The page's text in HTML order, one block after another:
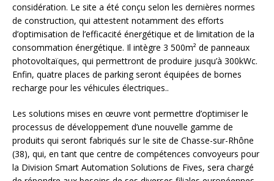
considération. Le site a été conçu selon les dernières normes
de construction, qui attestent notamment des efforts
d’optimisation de l’efficacité énergétique et de limitation de la
consommation énergétique. Il intègre 3 500m² de panneaux
photovoltaïques, qui permettront de produire jusqu’à 300kWc.
Enfin, quatre places de parking seront équipées de bornes
recharge pour les véhicules électriques..
Les solutions mises en œuvre vont permettre d’optimiser le
processus de développement d’une nouvelle gamme de
produits qui seront fabriqués sur le site de Chasse-sur-Rhône
(38), qui, en tant que centre de compétences convoyeurs pour
la Division Smart Automation Solutions de Fives, sera chargé